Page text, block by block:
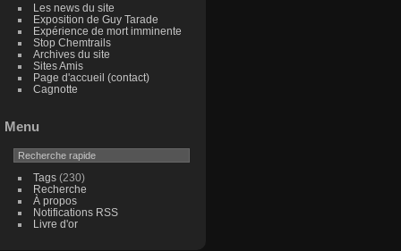
Les news du site
Exposition de Guy Tarade
Expérience de mort imminente
Stop Chemtrails
Archives du site
Sites Amis
Page d'accueil (contact)
Cagnotte
Menu
Tags(230)
Recherche
À propos
Notifications RSS
Livre d'or